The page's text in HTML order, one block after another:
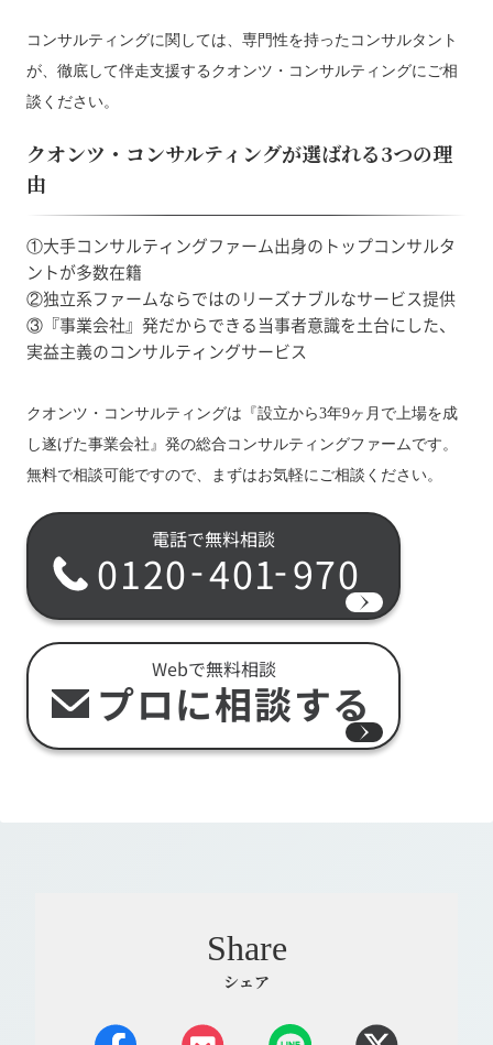
コンサルティングに関しては、専門性を持ったコンサルタント
が、徹底して伴走支援するクオンツ・コンサルティングにご相
談ください。
クオンツ・コンサルティングが選ばれる3つの理
由
①大手コンサルティングファーム出身のトップコンサルタ
ントが多数在籍
②独立系ファームならではのリーズナブルなサービス提供
③『事業会社』発だからできる当事者意識を土台にした、
実益主義のコンサルティングサービス
クオンツ・コンサルティングは『設立から3年9ヶ月で上場を成
し遂げた事業会社』発の総合コンサルティングファームです。
無料で相談可能ですので、まずはお気軽にご相談ください。
電話で無料相談
0120-401-970
Webで無料相談
プロに相談する
Share
シェア